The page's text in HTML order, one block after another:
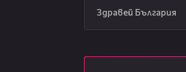
Здравей България